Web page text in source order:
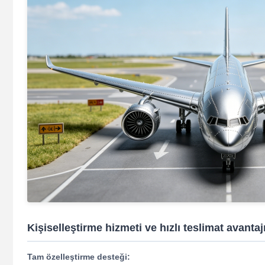
Kişiselleştirme hizmeti ve hızlı teslimat
Tam özelleştirme desteği: